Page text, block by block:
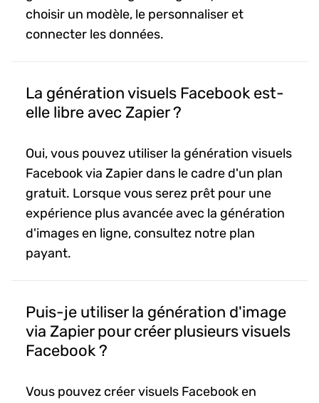
choisir un modèle, le personnaliser et
connecter les données.
La génération visuels Facebook est-
elle libre avec Zapier ?
Oui, vous pouvez utiliser la génération visuels
Facebook via Zapier dans le cadre d'un plan
gratuit. Lorsque vous serez prêt pour une
expérience plus avancée avec la génération
d'images en ligne, consultez notre plan
payant.
Puis-je utiliser la génération d'image
via Zapier pour créer plusieurs visuels
Facebook ?
Vous pouvez créer visuels Facebook en